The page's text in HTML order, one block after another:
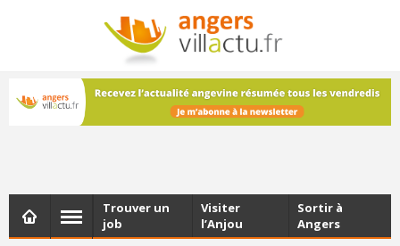
NEWSLETTER
Les dernières actualités d'Angers, chaque vendredi dans
votre boîte e-mail
Trouver un
job
Visiter
l’Anjou
Sortir à
Angers